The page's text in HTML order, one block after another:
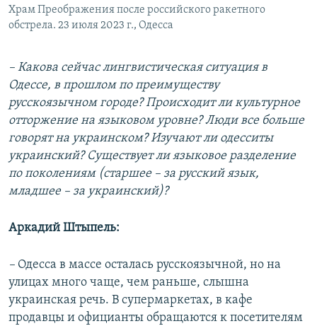
Храм Преображения после российского ракетного
обстрела. 23 июля 2023 г., Одесса
– Какова сейчас лингвистическая ситуация в
Одессе, в прошлом по преимуществу
русскоязычном городе? Происходит ли культурное
отторжение на языковом уровне? Люди все больше
говорят на украинском? Изучают ли одесситы
украинский? Существует ли языковое разделение
по поколениям (старшее – за русский язык,
младшее – за украинский)?
Аркадий Штыпель:
– Одесса в массе осталась русскоязычной, но на
улицах много чаще, чем раньше, слышна
украинская речь. В супермаркетах, в кафе
продавцы и официанты обращаются к посетителям